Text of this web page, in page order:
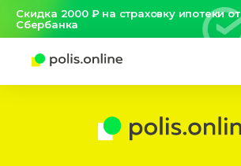
Скидка 2000 ₽ на страховку ипотеки от
Сбербанка